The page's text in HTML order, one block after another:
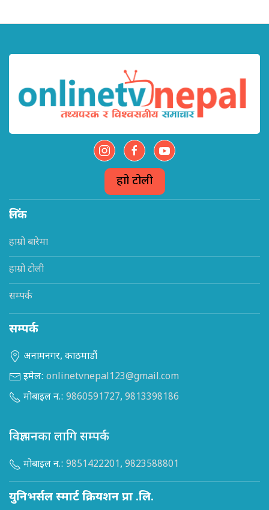
हाम्रो टोली
लिंक
हाम्रो बारेमा
हाम्रो टोली
सम्पर्क
सम्पर्क
अनामनगर, काठमाडौं
इमेल: onlinetvnepal123@gmail.com
मोबाइल न.: 9860591727, 9813398186
विज्ञापनका लागि सम्पर्क
मोबाइल न.: 9851422201, 9823588801
युनिभर्सल स्मार्ट क्रियशन प्रा .लि.